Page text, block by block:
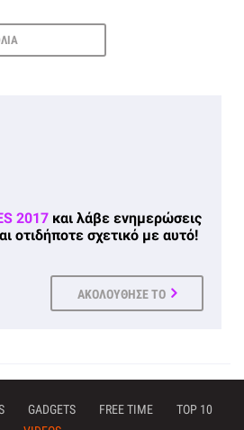
2017 και λάβε ενημερώσεις
οτιδήποτε σχετικό με αυτό!
ΑΚΟΛΟΥΘΗΣΕ ΤΟ
GADGETS FREE TIME
TOP 10